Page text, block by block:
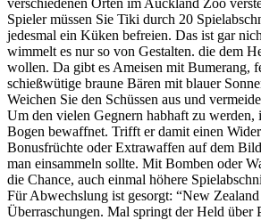
verschiedenen Orten im Auckland Zoo
Spieler müssen Sie Tiki durch 20
jedesmal ein Küken befreien. Das ist gar
wimmelt es nur so von Gestalten. die dem
wollen. Da gibt es Ameisen mit Bumerang,
schießwütige braune Bären mit blauer
Weichen Sie den Schüssen aus und
Um den vielen Gegnern habhaft zu
Bogen bewaffnet. Trifft er damit einen
Bonusfrüchte oder Extrawaffen auf dem
man einsammeln sollte. Mit Bomben oder
die Chance, auch einmal höhere
Für Abwechslung ist gesorgt: “New
Überraschungen. Mal springt der Held über